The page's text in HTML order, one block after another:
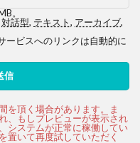
。
対話型, テキスト, アーカイブ,
ビスへのリンクは自動的に